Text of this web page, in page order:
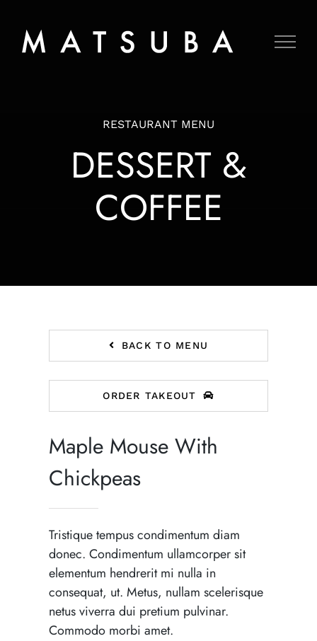
content
RESTAURANT MENU
DESSERT &
COFFEE
BACK TO MENU
ORDER TAKEOUT
Maple Mouse With
Chickpeas
Tristique tempus condimentum diam
donec. Condimentum ullamcorper sit
elementum hendrerit mi nulla in
consequat, ut. Metus, nullam scelerisque
netus viverra dui pretium pulvinar.
Commodo morbi amet.